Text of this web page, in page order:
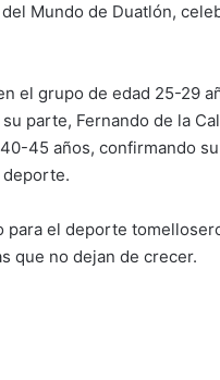
Mundo de Duatlón,
el grupo de edad 25-29
parte, Fernando de la
45 años, confirmando
para el deporte
que no dejan de crecer.